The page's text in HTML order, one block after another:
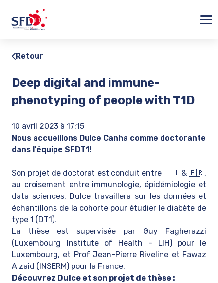
Retour
Deep digital and immune-
phenotyping of people with T1D
10 avril 2023 à 17:15
Nous accueillons Dulce Canha comme doctorante
dans l'équipe SFDT1!
Son projet de doctorat est conduit entre 🇱🇺 & 🇫🇷,
au croisement entre immunologie, épidémiologie et
data sciences. Dulce travaillera sur les données et
échantillons de la cohorte pour étudier le diabète de
type 1 (DT1).
La thèse est supervisée par Guy Fagherazzi
(Luxembourg Institute of Health - LIH) pour le
Luxembourg, et Prof Jean-Pierre Riveline et Fawaz
Alzaid (INSERM) pour la France.
Découvrez Dulce et son projet de thèse :